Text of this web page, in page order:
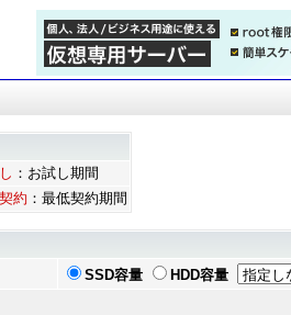
：お試し期間
約 ：最低契約期間
SSD容量 HDD容量